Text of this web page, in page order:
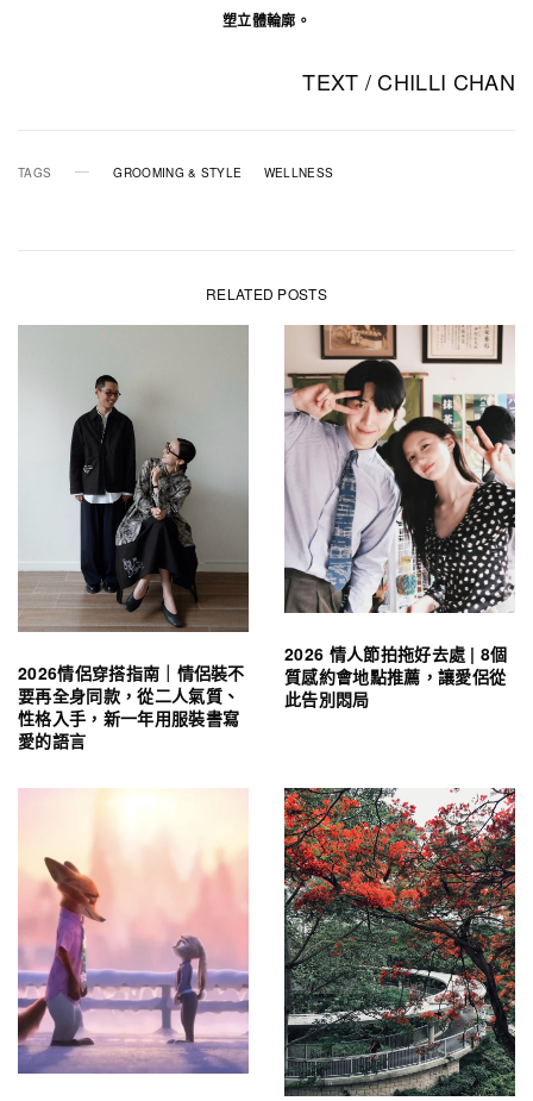
塑立體輪廓。
TEXT / CHILLI CHAN
TAGS GROOMING & STYLE WELLNESS
RELATED POSTS
2026情侶穿搭指南｜情侶裝不
要再全身同款，從二人氣質、
性格入手，新一年用服裝書寫
愛的語言
2026 情人節拍拖好去處 | 8個
質感約會地點推薦，讓愛侶從
此告別悶局